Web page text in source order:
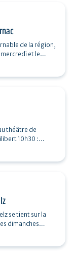
de la région,
et le
de Saint-
théâtre de
10h30 :
se tient sur la
dimanches
huitres,